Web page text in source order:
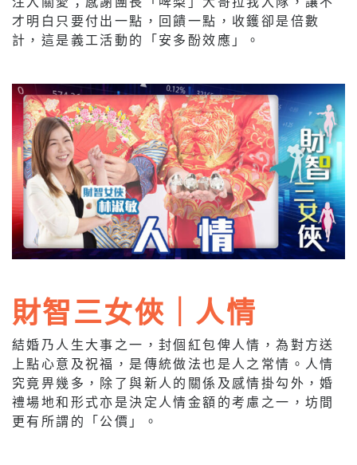
才明白只要付出一點，回饋一點，收鑊卻是倍數
計，這是義工活動的「安多酚效應」。
財智三女俠｜人情
結婚乃人生大事之一，封個紅包俾人情，為對方送
上點心意及祝福，是傳統做法也是人之常情。人情
究竟畀幾多，除了與新人的關係及感情掛勾外，婚
禮場地和形式亦是決定人情金額的考慮之一，坊間
更有所謂的「公價」。